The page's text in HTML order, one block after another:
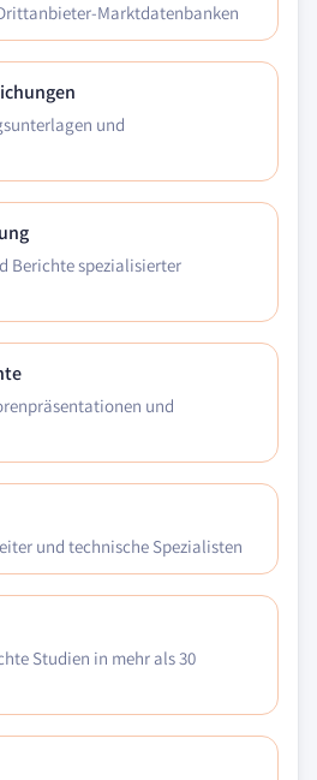
Marktdatenbanken
und
Berichte spezialisierter
und
und technische Spezialisten
Studien in mehr als 30